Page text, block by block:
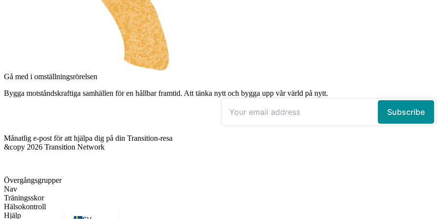
Gå med i omställningsrörelsen
Bygga motståndskraftiga samhällen för en hållbar framtid. Att tänka nytt och bygga upp vår värld på nytt.
Månatlig e-post för att hjälpa dig på din Transition-resa
&copy 2026 Transition Network
Övergångsgrupper
Nav
Träningsskor
Hälsokontroll
Hjälp
ES_CO
DE
IT